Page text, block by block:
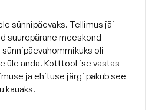
sünnipäevaks. Tellimus jäi
suurepärane meeskond
oli
üle anda. Kotttool ise vastas
ja ehituse järgi pakub see
kauaks.